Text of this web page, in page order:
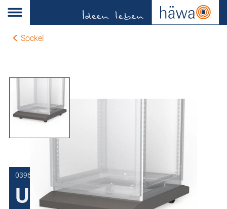
Sockel
0396-6000-60-27
Untersatz fahrbar